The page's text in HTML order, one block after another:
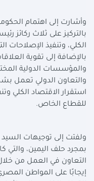
وأشارت إلى اهتمام
بالتركيز على ثلاث ركائز
الكلي، وتنفيذ
بالإضافة إلى تقوية
والمؤسسات الدولية
والتعاون الدولي تعمل
استقرار الاقتصاد الكلي
للقطاع الخاص.
ولفتت إلى توجيهات
بمجرد حلف اليمين،
التعاون في العمل من
إيجابًا على المواطن